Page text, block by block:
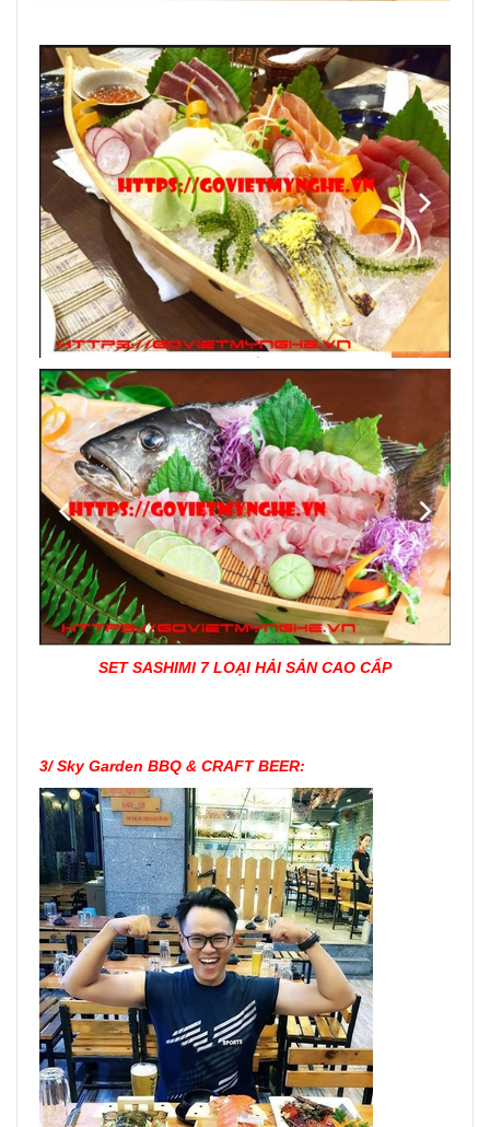
SET SASHIMI 7 LOẠI HẢI SẢN CAO CẤP
3/Sky Garden BBQ & CRAFT BEER: